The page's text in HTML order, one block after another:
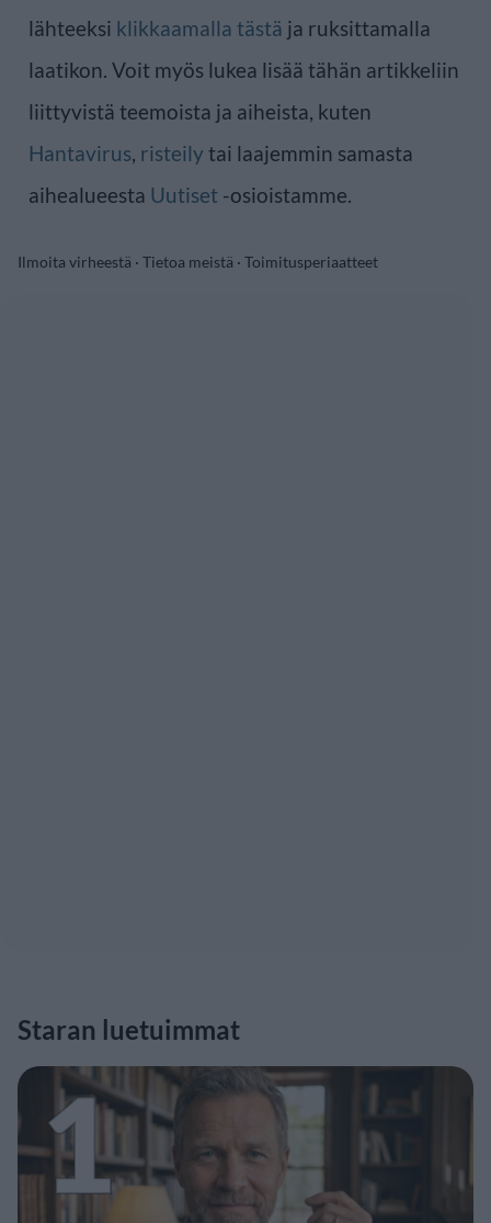
lähteeksi klikkaamalla tästä ja ruksittamalla
laatikon. Voit myös lukea lisää tähän artikkeliin
liittyvistä teemoista ja aiheista, kuten
Hantavirus, risteily tai laajemmin samasta
aihealueesta Uutiset -osioistamme.
Ilmoita virheestä · Tietoa meistä · Toimitusperiaatteet
Staran luetuimmat
1